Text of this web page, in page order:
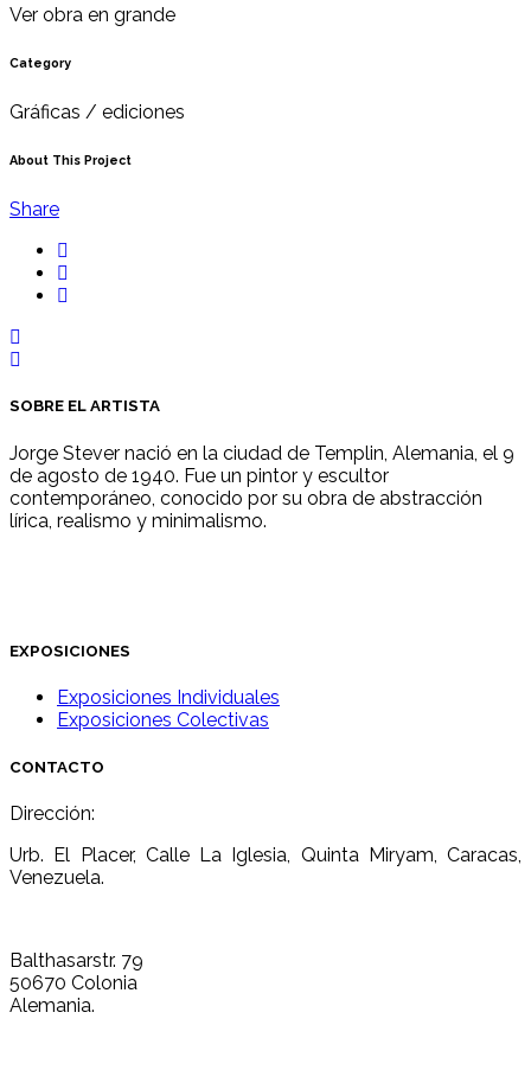
Ver obra en grande
Category
Gráficas / ediciones
About This Project
Share
SOBRE EL ARTISTA
Jorge Stever nació en la ciudad de Templin, Alemania, el 9
de agosto de 1940. Fue un pintor y escultor
contemporáneo, conocido por su obra de abstracción
lírica, realismo y minimalismo.
EXPOSICIONES
Exposiciones Individuales
Exposiciones Colectivas
CONTACTO
Dirección:
Urb. El Placer, Calle La Iglesia, Quinta Miryam, Caracas,
Venezuela.
Balthasarstr. 79
50670 Colonia
Alemania.